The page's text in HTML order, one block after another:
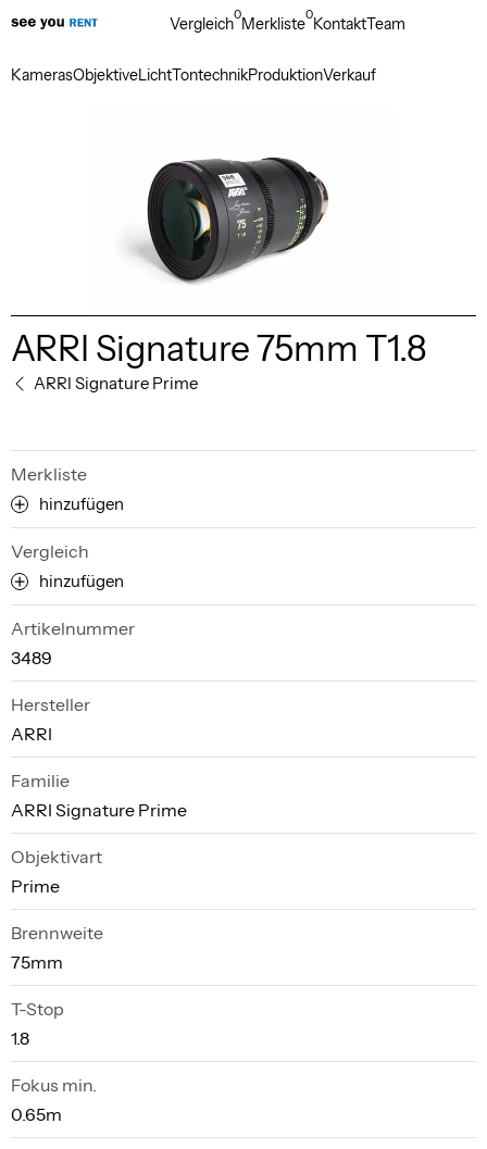
KamerasObjektiveLichtTontechnikProduktionVerkauf
Vergleich0Merkliste0KontaktTeam
ARRI Signature 75mm T1.8
ARRI Signature Prime
Merkliste
hinzufügen
Vergleich
hinzufügen
Artikelnummer
3489
Hersteller
ARRI
Familie
ARRI Signature Prime
Objektivart
Prime
Brennweite
75mm
T-Stop
1.8
Fokus min.
0.65m